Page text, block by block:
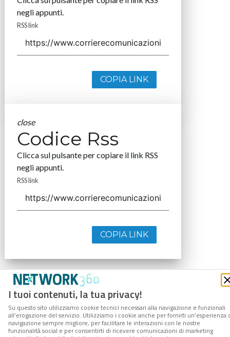
I tuoi contenuti, la tua privacy!
Su questo sito utilizziamo cookie tecnici necessari alla navigazione e funzionali
all’erogazione del servizio. Utilizziamo i cookie anche per fornirti un’esperienza
navigazione sempre migliore, per facilitare le interazioni con le nostre
funzionalità social e per consentirti di ricevere comunicazioni di marketing
negli appunti.
RSS link
COPIA LINK
close
Codice Rss
Clicca sul pulsante per copiare il link RSS
negli appunti.
RSS link
COPIA LINK